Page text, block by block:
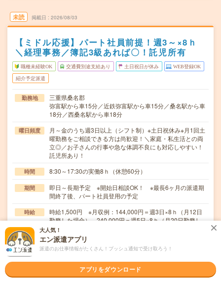
未読 掲載日 2026/08/03
【ミドル応援】パート社員前提！週3～×8ｈ
＼経理事務／簿記3級あれば〇！託児所有
職種未経験OK 交通費別途支給あり 土日祝日が休み WEB登録OK
紹介予定派遣
勤務地
三重県桑名郡
弥富駅から車15分／近鉄弥富駅から車15分／桑名駅から車
18分／西桑名駅から車18分
曜日頻度
月～金のうち週3日以上（シフト制）※土日祝休み※月1回土
曜勤務をご相談できる方は尚歓迎！＼家庭・私生活との両
立◎／お子さんの行事や急な体調不良にも対応しやすい！
託児所あり！
時間 8:30～17:30の実働8ｈ（休憩60分）
期間
即日～長期予定 ※開始日相談OK！ ※最長6ヶ月の派遣期
間終了後、パート社員登用の予定
時給
時給1,500円 ※月収例：144,000円＝週3日×8ｈ（月12日
勤務した場合）、240,000円＝週5日×8ｈ（月20日勤務し
た場合）
交通費
実費支給（規定あり）
特別養護老人ホームでの経理事務です。・請求書の発行・
売掛金/買掛金の管理・支払業務・各種書類作成、準…
大人気！
エン派遣アプリ
派遣のお仕事情報がたくさん！プッシュ通知で受け取ろう！
アプリをダウンロード